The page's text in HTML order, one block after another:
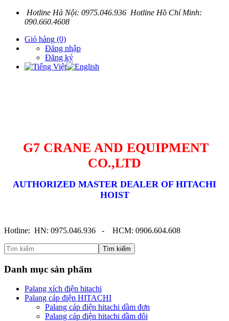
Hotline Hà Nội: 0975.046.936 Hotline Hồ Chí Minh:
090.660.4608
Giỏ hàng (0)
Đăng nhập
Đăng ký
G7 CRANE AND EQUIPMENT
CO.,LTD
AUTHORIZED MASTER DEALER OF HITACHI
HOIST
Hotline: HN: 0975.046.936 - HCM: 0906.604.608
Tìm kiếm
Danh mục sản phẩm
Palang xích điện hitachi
Palang cáp điện HITACHI
Palang cáp điện hitachi dầm đơn
Palang cáp điện hitachi dầm đôi